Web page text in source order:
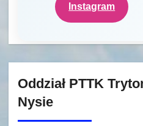
Instagram
Oddział PTTK
Nysie